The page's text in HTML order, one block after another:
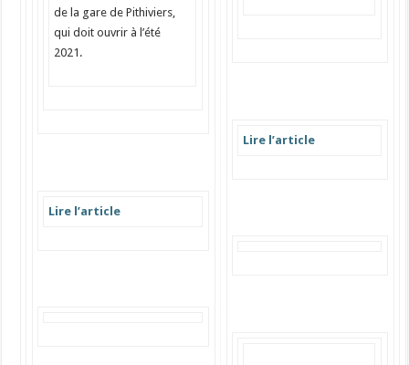
de la gare de Pithiviers,
qui doit ouvrir à l’été
2021.
Lire l’article
Lire l’article